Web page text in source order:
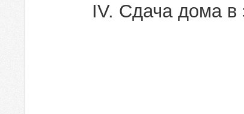
IV. Сдача дома в